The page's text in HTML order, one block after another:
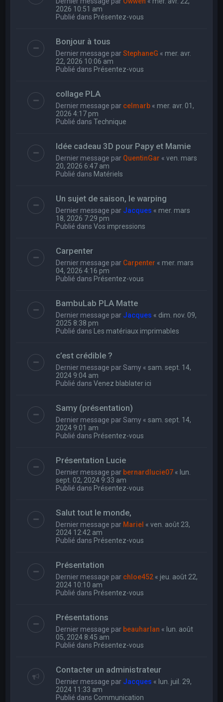
2026 10:51 am
Publié dans Présentez-vous
Bonjour à tous
Dernier message parStephaneG « mer. avr.
22, 2026 10:06 am
Publié dans Présentez-vous
collage PLA
Dernier message par celmarb « mer. avr. 01,
2026 4:17 pm
Publié dansTechnique
Idée cadeau 3D pour Papy et Mamie
Dernier message par QuentinGar «ven. mars
20, 2026 6:47 am
Publié dans Matériels
Un sujet de saison, le warping
Dernier message par Jacques « mer. mars
18, 2026 7:29 pm
Publié dansVos impressions
Carpenter
Dernier message par Carpenter « mer. mars
04, 2026 4:16 pm
Publié dans Présentez-vous
BambuLab PLA Matte
Dernier message par Jacques « dim. nov. 09,
2025 8:38 pm
Publié dans Les matériaux imprimables
c’est crédible ?
Dernier message parSamy «sam. sept. 14,
2024 9:04 am
Publié dansVenez blablater ici
Samy (présentation)
Dernier message parSamy «sam. sept. 14,
2024 9:01 am
Publié dans Présentez-vous
Présentation Lucie
Dernier message par bernardlucie07 « lun.
sept. 02, 2024 9:33 am
Publié dans Présentez-vous
Salut tout le monde,
Dernier message par Mariel «ven. août 23,
2024 12:42 am
Publié dans Présentez-vous
Présentation
Dernier message par chloe452 « jeu. août 22,
2024 10:10 am
Publié dans Présentez-vous
Présentations
Dernier message par beauharlan « lun. août
05, 2024 8:45 am
Publié dans Présentez-vous
Contacter un administrateur
Dernier message par Jacques « lun. juil. 29,
2024 11:33 am
Publié dans Communication